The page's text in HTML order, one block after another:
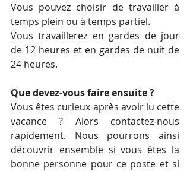
Vous pouvez choisir de travailler à
temps plein ou à temps partiel.
Vous travaillerez en gardes de jour
de 12 heures et en gardes de nuit de
24 heures.
Que devez-vous faire ensuite ?
Vous êtes curieux après avoir lu cette
vacance ? Alors contactez-nous
rapidement. Nous pourrons ainsi
découvrir ensemble si vous êtes la
bonne personne pour ce poste et si